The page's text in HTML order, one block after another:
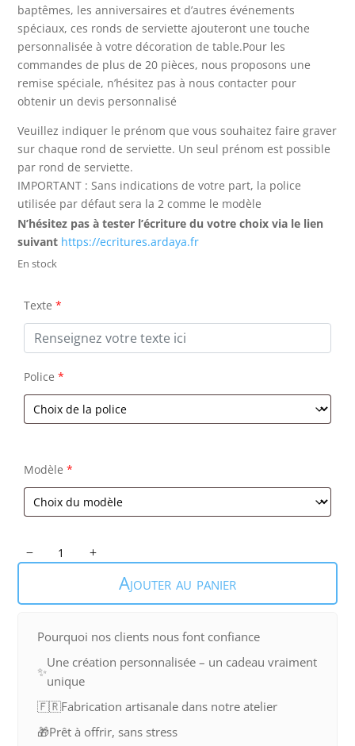
baptêmes, les anniversaires et d’autres événements
spéciaux, ces ronds de serviette ajouteront une touche
personnalisée à votre décoration de table.Pour les
commandes de plus de 20 pièces, nous proposons une
remise spéciale, n’hésitez pas à nous contacter pour
obtenir un devis personnalisé
Veuillez indiquer le prénom que vous souhaitez faire graver
sur chaque rond de serviette. Un seul prénom est possible
par rond de serviette.
IMPORTANT : Sans indications de votre part, la police
utilisée par défaut sera la 2 comme le modèle
N’hésitez pas à tester l’écriture du votre choix via le lien
suivant https://ecritures.ardaya.fr
En stock
Texte *
Police *
Modèle *
quantité
de
de
bois
Ajouter au panier
Pourquoi nos clients nous font confiance
✨
Une création personnalisée – un cadeau vraiment
unique
🇫🇷Fabrication artisanale dans notre atelier
🎁Prêt à offrir, sans stress